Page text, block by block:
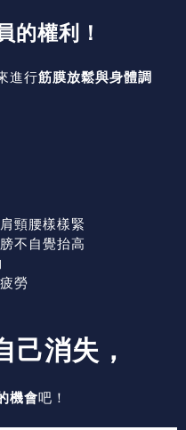
的權利！
進行筋膜放鬆與身體調
頸腰樣樣緊
不自覺抬高
勞
己消失，
機會吧！